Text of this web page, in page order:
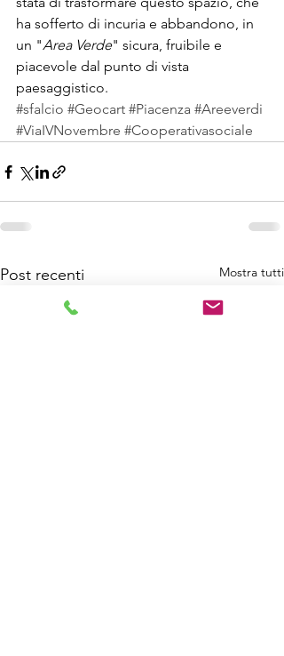
ha sofferto di incuria e abbandono, in
un "Area Verde" sicura, fruibile e
piacevole dal punto di vista
paesaggistico.
#sfalcio #Geocart #Piacenza #Areeverdi
#ViaIVNovembre #Cooperativasociale
Post recenti Mostra tutti